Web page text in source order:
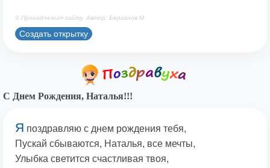
© Принадлежит сайту. Автор: Берсанов М.
Создать открытку
С Днем Рождения, Наталья!!!
Я поздравляю с днем рождения тебя,
Пускай сбываются, Наталья, все мечты,
Улыбка светится счастливая твоя,